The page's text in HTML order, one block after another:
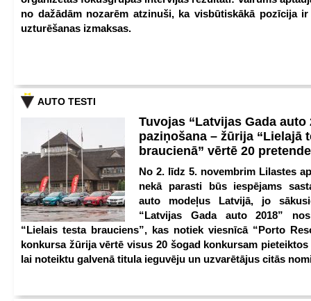
no dažādām nozarēm atzinuši, ka visbūtiskākā pozīcija ir
uzturēšanas izmaksas.
AUTO TESTI
Tuvojas “Latvijas Gada auto
paziņošana – žūrija “Lielajā
braucienā” vērtē 20
No 2. līdz 5. novembrim Lilastes
nekā parasti būs iespējams
auto modeļus Latvijā, jo
“Latvijas Gada auto 2018”
“Lielais testa brauciens”, kas notiek viesnīcā “Porto
konkursa žūrija vērtē visus 20 šogad konkursam
lai noteiktu galvenā titula ieguvēju un uzvarētājus citās